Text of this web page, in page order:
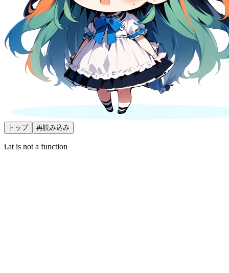
トップ 再読み込み
i.at is not a function